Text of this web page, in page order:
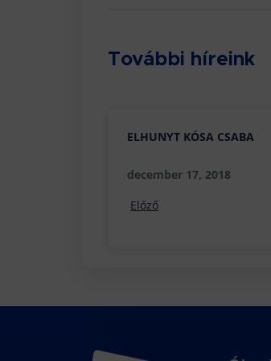
További híreink
ELHUNYT KÓSA CSABA
december 17, 2018
Előző